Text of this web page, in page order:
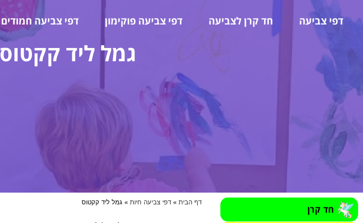
דפי צביעה חד קרן לצביעה דפי צביעה פוקימון דפי צביעה חמודים
גמל ליד קקטוס
חד קרן
דף הבית» דפי צביעה חיות» גמל ליד קקטוס